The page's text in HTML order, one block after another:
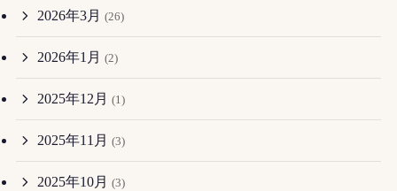
2026年3月 (26)
2026年1月 (2)
2025年12月 (1)
2025年11月 (3)
2025年10月 (3)